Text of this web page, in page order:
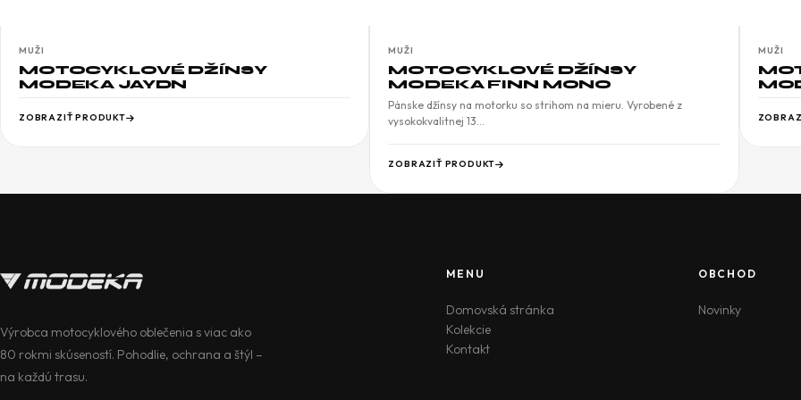
MUŽI
MOTOCYKLOVÉ DŽÍNSY
MODEKA JAYDN
ZOBRAZIŤ PRODUKT
MUŽI
MOTOCYKLOVÉ DŽÍNSY
MODEKA FINN MONO
Pánske džínsy na motorku so strihom na mieru. Vyrobené z
vysokokvalitnej 13…
ZOBRAZIŤ PRODUKT
MUŽI
Výrobca motocyklového oblečenia s viac ako
80 rokmi skúseností. Pohodlie, ochrana a štýl –
na každú trasu.
MENU
Domovská stránka
Kolekcie
Kontakt
OBCHOD
Novinky